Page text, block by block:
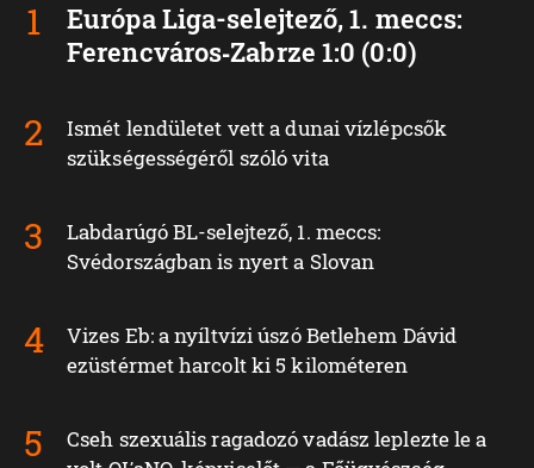
Európa Liga-selejtező, 1. meccs:
Ferencváros‑Zabrze 1:0 (0:0)
Ismét lendületet vett a dunai vízlépcsők
szükségességéről szóló vita
Labdarúgó BL-selejtező, 1. meccs:
Svédországban is nyert a Slovan
Vizes Eb: a nyíltvízi úszó Betlehem Dávid
ezüstérmet harcolt ki 5 kilométeren
Cseh szexuális ragadozó vadász leplezte le a